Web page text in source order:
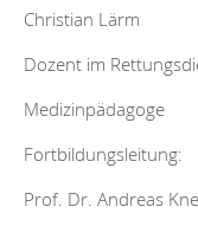
Christian Lärm
Dozent im
Medizinpädagoge
Fortbildungsleitung:
Prof. Dr. Andreas